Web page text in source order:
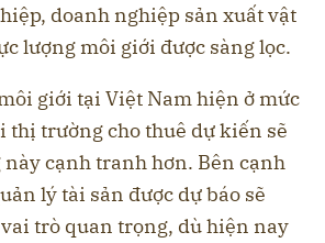
doanh nghiệp sản xuất vật
lượng môi giới được sàng lọc.
giới tại Việt Nam hiện ở mức
thị trường cho thuê dự kiến sẽ
cạnh tranh hơn. Bên cạnh
lý tài sản được dự báo sẽ
trò quan trọng, dù hiện nay